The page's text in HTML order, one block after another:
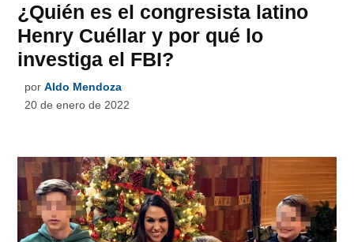
¿Quién es el congresista latino
Henry Cuéllar y por qué lo
investiga el FBI?
por Aldo Mendoza
20 de enero de 2022